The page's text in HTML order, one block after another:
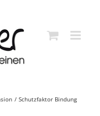
Schutzfaktor Bindung